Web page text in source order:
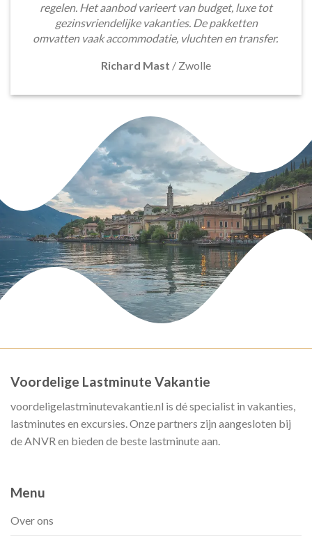
regelen. Het aanbod varieert van budget, luxe tot
gezinsvriendelijke vakanties. De pakketten
omvatten vaak accommodatie, vluchten en transfer.
Richard Mast / Zwolle
Voordelige Lastminute Vakantie
voordeligelastminutevakantie.nl is dé specialist in vakanties,
lastminutes en excursies. Onze partners zijn aangesloten bij
de ANVR en bieden de beste lastminute aan.
Menu
Over ons